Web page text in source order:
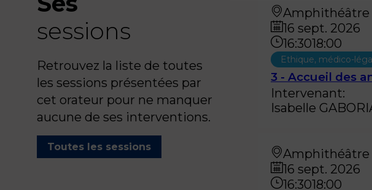
sessions
Retrouvez la liste de toutes
les sessions présentées par
cet orateur pour ne manquer
aucune de ses interventions.
Toutes les sessions
Amphithéâtre
16 sept. 2026
16:3018:00
Ethique, médico-
3 - Accueil des
Intervenant:
Isabelle
Amphithéâtre
16 sept. 2026
16:3018:00